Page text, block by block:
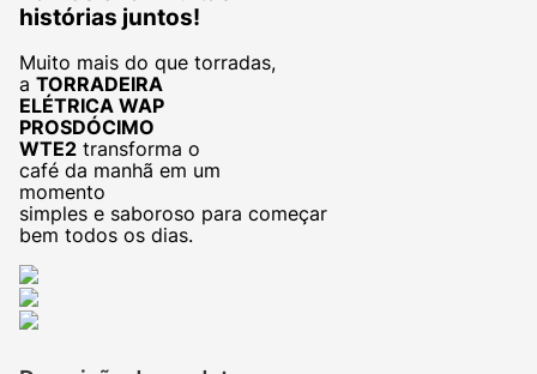
histórias juntos!
Muito mais do que torradas,
a TORRADEIRA
ELÉTRICA WAP
PROSDÓCIMO
WTE2 transforma o
café da manhã em um
momento
simples e saboroso para começar
bem todos os dias.